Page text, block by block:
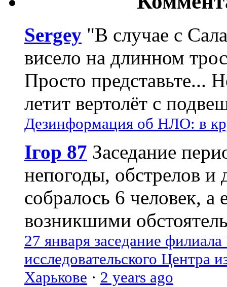
Sergey "В случае с
висело на длинном
Просто представьте...
летит вертолёт с
Дезинформация об НЛО: в
Ігор 87 Заседание
непогоды, обстрелов и
собралось 6 человек, а
возникшими
27 января заседание
исследовательского Центра
Харькове · 2 years ago